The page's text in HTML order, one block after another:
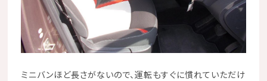
ミニバンほど長さがないので、運転もすぐに慣れていただけ